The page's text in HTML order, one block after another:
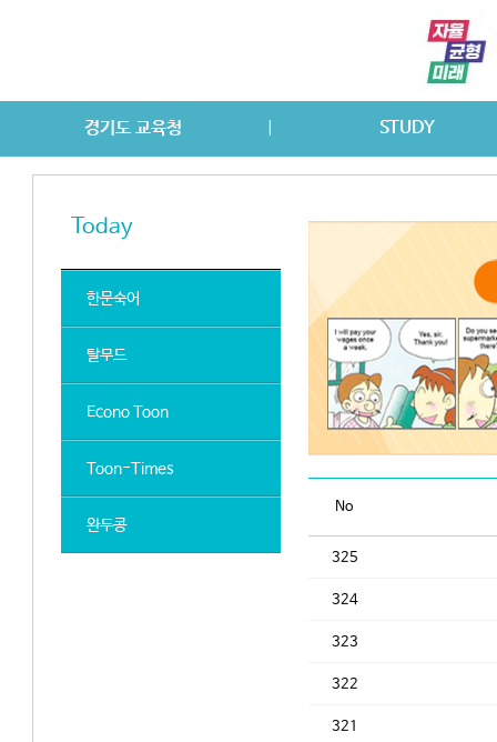
경기도 교육청 STUDY
Today
한문숙어
탈무드
Econo Toon
Toon-Times
완두콩
No
325
324
323
322
321